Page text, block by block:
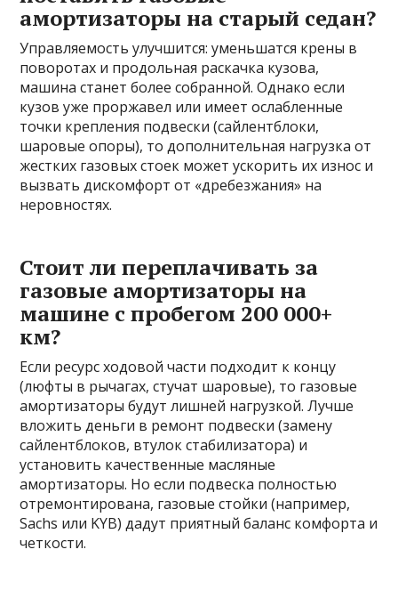
амортизаторы на старый седан?
Управляемость улучшится: уменьшатся крены в
поворотах и продольная раскачка кузова,
машина станет более собранной. Однако если
кузов уже проржавел или имеет ослабленные
точки крепления подвески (сайлентблоки,
шаровые опоры), то дополнительная нагрузка от
жестких газовых стоек может ускорить их износ и
вызвать дискомфорт от «дребезжания» на
неровностях.
Стоит ли переплачивать за
газовые амортизаторы на
машине с пробегом 200 000+
км?
Если ресурс ходовой части подходит к концу
(люфты в рычагах, стучат шаровые), то газовые
амортизаторы будут лишней нагрузкой. Лучше
вложить деньги в ремонт подвески (замену
сайлентблоков, втулок стабилизатора) и
установить качественные масляные
амортизаторы. Но если подвеска полностью
отремонтирована, газовые стойки (например,
Sachs или KYB) дадут приятный баланс комфорта и
четкости.